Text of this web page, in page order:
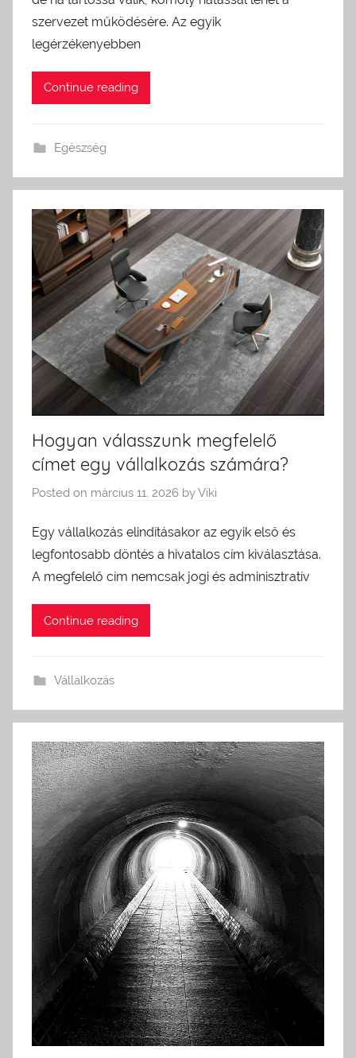
szervezet működésére. Az egyik
legérzékenyebben
Continue reading
Egészség
Hogyan válasszunk megfelelő
címet egy vállalkozás számára?
Posted on március 11, 2026 byViki
Egy vállalkozás elindításakor az egyik első és
legfontosabb döntés a hivatalos cím kiválasztása.
A megfelelő cím nemcsak jogi és adminisztratív
Continue reading
Vállalkozás